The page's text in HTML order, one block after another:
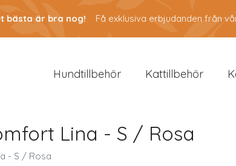
bästa är bra nog! Få exklusiva erbjudanden från
Hundtillbehör Kattillbehör
Lina - S / Rosa
- S / Rosa